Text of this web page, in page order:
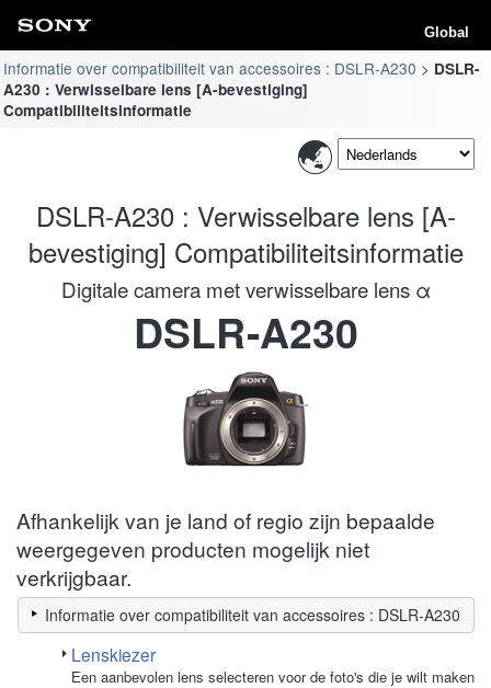
Global
Informatie over compatibiliteit van accessoires : DSLR-A230
DSLR-
A230 : Verwisselbare lens [A-bevestiging]
Compatibiliteitsinformatie
DSLR-A230 : Verwisselbare lens [A-
bevestiging] Compatibiliteitsinformatie
Digitale camera met verwisselbare lens α
DSLR-A230
Afhankelijk van je land of regio zijn bepaalde
weergegeven producten mogelijk niet
verkrijgbaar.
Informatie over compatibiliteit van accessoires : DSLR-A230
Lenskiezer
Een aanbevolen lens selecteren voor de foto's die je wilt maken